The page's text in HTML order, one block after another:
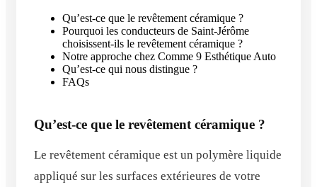
Qu’est-ce que le revêtement céramique ?
Pourquoi les conducteurs de Saint-Jérôme
choisissent-ils le revêtement céramique ?
Notre approche chez Comme 9 Esthétique Auto
Qu’est-ce qui nous distingue ?
FAQs
Qu’est-ce que le revêtement céramique ?
Le revêtement céramique est un polymère liquide
appliqué sur les surfaces extérieures de votre